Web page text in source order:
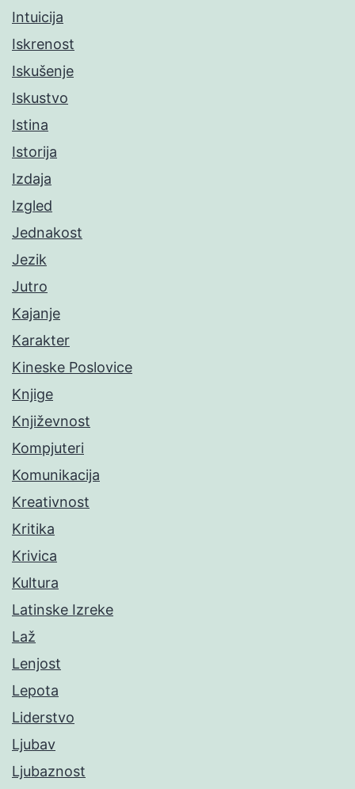
Intuicija
Iskrenost
Iskušenje
Iskustvo
Istina
Istorija
Izdaja
Izgled
Jednakost
Jezik
Jutro
Kajanje
Karakter
Kineske Poslovice
Knjige
Književnost
Kompjuteri
Komunikacija
Kreativnost
Kritika
Krivica
Kultura
Latinske Izreke
Laž
Lenjost
Lepota
Liderstvo
Ljubav
Ljubaznost